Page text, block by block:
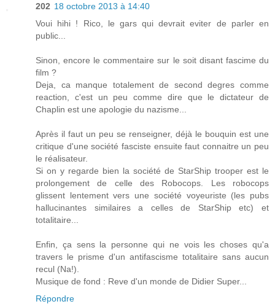
202 18 octobre 2013 à 14:40
Voui hihi ! Rico, le gars qui devrait eviter de parler en
public...
Sinon, encore le commentaire sur le soit disant fascime du
film ?
Deja, ca manque totalement de second degres comme
reaction, c'est un peu comme dire que le dictateur de
Chaplin est une apologie du nazisme...
Après il faut un peu se renseigner, déjà le bouquin est une
critique d'une société fasciste ensuite faut connaitre un peu
le réalisateur.
Si on y regarde bien la société de StarShip trooper est le
prolongement de celle des Robocops. Les robocops
glissent lentement vers une société voyeuriste (les pubs
hallucinantes similaires a celles de StarShip etc) et
totalitaire...
Enfin, ça sens la personne qui ne vois les choses qu'a
travers le prisme d'un antifascisme totalitaire sans aucun
recul (Na!).
Musique de fond : Reve d'un monde de Didier Super...
Répondre